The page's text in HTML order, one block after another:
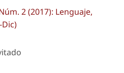
2 (2017): Lenguaje,
Dic)